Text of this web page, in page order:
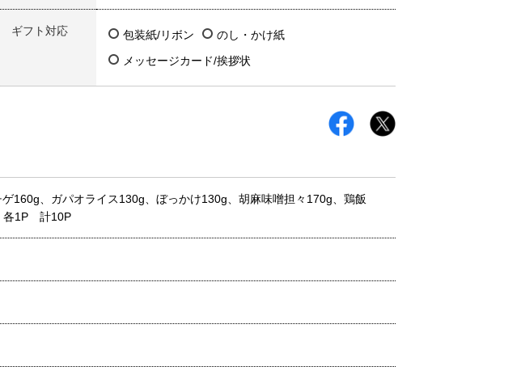
ギフト対応 包装紙/リボン
のし・かけ紙
メッセージカード/挨拶状
160g、ガパオライス130g、ぼっかけ130g、胡麻味噌担々170g、鶏飯
各1P 計10P